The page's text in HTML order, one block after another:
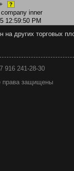
?
inner
12:59:50 PM
на других торговых
916 241-28-30
права защищены